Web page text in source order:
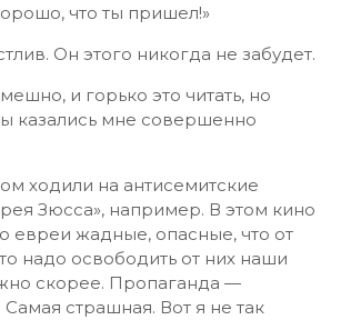
что ты пришел!»
Он этого никогда не забудет.
и горько это читать, но
казались мне совершенно
ходили на антисемитские
Зюсса», например. В этом кино
евреи жадные, опасные, что от
надо освободить от них наши
скорее. Пропаганда —
страшная. Вот я не так